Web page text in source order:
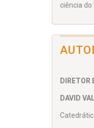
ciência
DIRETOR
DAVID